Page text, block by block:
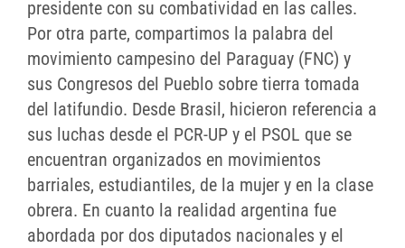
presidente con su combatividad en las calles.
Por otra parte, compartimos la palabra del
movimiento campesino del Paraguay (FNC) y
sus Congresos del Pueblo sobre tierra tomada
del latifundio. Desde Brasil, hicieron referencia a
sus luchas desde el PCR-UP y el PSOL que se
encuentran organizados en movimientos
barriales, estudiantiles, de la mujer y en la clase
obrera. En cuanto la realidad argentina fue
abordada por dos diputados nacionales y el